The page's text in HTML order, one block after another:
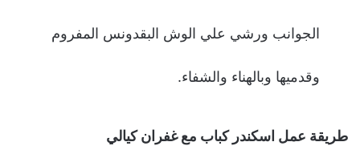
الجوانب ورشي علي الوش البقدونس المفروم
وقدميها وبالهناء والشفاء.
طريقة عمل اسكندر كباب مع غفران كيالي